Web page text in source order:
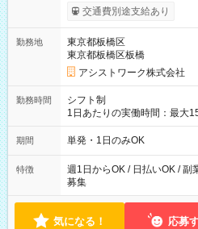
間】試用期間なし
交通費別途支給あり
勤務地
東京都板橋区
東京都板橋区板橋
アシストワーク株式会社
勤務時間
シフト制
1日あたりの実働時間：最大
勤務 勤務：月・水・金 休み：火・木・
可能です！ ※1日あたりの最大実働時間は日勤、夜勤共に勤務し
期間 単発・1日のみOK
特徴
週1日からOK / 日払いOK / 副
募集
気になる！ 応募